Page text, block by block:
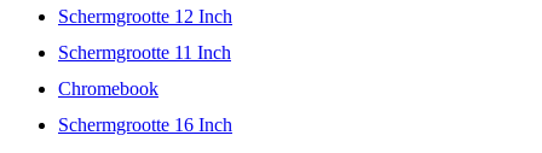
Schermgrootte 12 Inch
Schermgrootte 11 Inch
Chromebook
Schermgrootte 16 Inch